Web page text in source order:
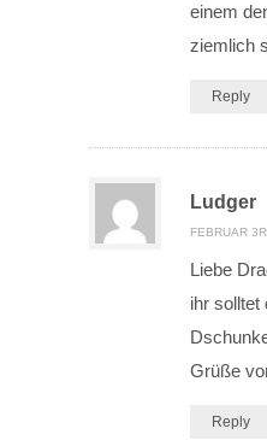
einem
ziemlich
Reply
Ludger
FEBRUAR
Liebe
ihr solltet
Grüße
Reply